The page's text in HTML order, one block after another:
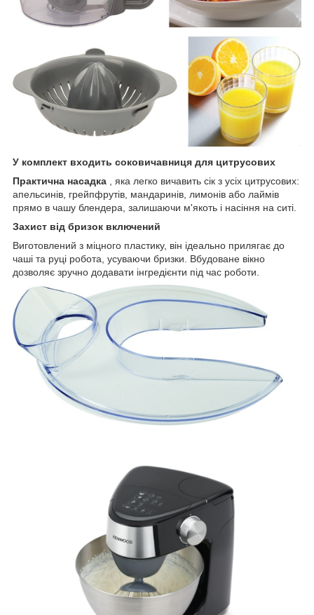
У комплект входить соковичавниця для цитрусових
Практична насадка , яка легко вичавить сік з усіх цитрусових:
апельсинів, грейпфрутів, мандаринів, лимонів або лаймів
прямо в чашу блендера, залишаючи м'якоть і насіння на ситі.
Захист від бризок включений
Виготовлений з міцного пластику, він ідеально прилягає до
чаші та руці робота, усуваючи бризки. Вбудоване вікно
дозволяє зручно додавати інгредієнти під час роботи.